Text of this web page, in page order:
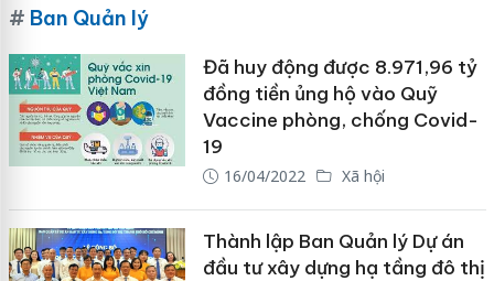
# Ban Quản lý
Đã huy động được 8.971,96 tỷ
đồng tiền ủng hộ vào Quỹ
Vaccine phòng, chống Covid-
19
16/04/2022 Xã hội
Thành lập Ban Quản lý Dự án
đầu tư xây dựng hạ tầng đô thị